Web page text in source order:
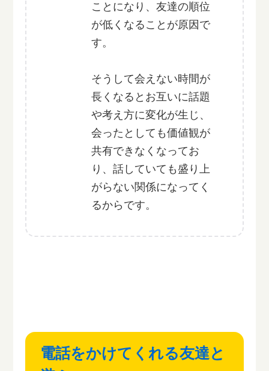
ことになり、友達の順位
が低くなることが原因で
す。
そうして会えない時間が
長くなるとお互いに話題
や考え方に変化が生じ、
会ったとしても価値観が
共有できなくなってお
り、話していても盛り上
がらない関係になってく
るからです。
電話をかけてくれる友達と